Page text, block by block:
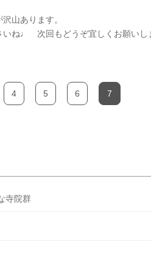
山あります。
いね♩ 次回もどうぞ宜しくお願いし
4 5 6 7
寺院群